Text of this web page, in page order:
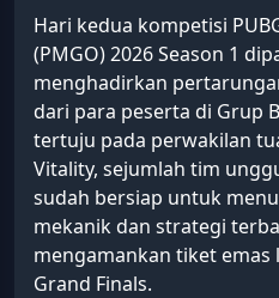
Hari kedua kompetisi
(PMGO) 2026 Season 1
menghadirkan
dari para peserta di Grup
tertuju pada perwakilan
Vitality, sejumlah tim
sudah bersiap untuk
mekanik dan strategi
mengamankan tiket
Grand Finals.